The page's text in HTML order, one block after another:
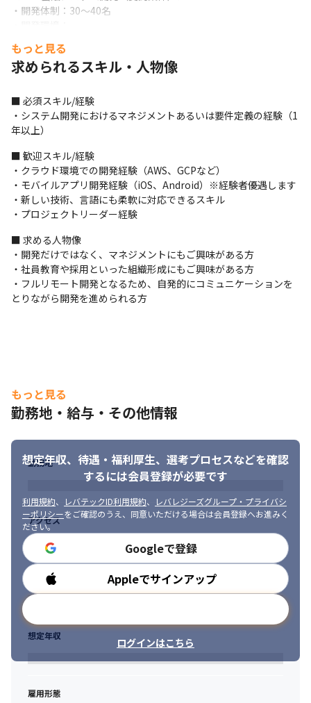
・開発体制：30～40名
TypeScript（React）、Swift、Objective-C、Kotlin、Java
2.プラットフォーム：iOS、Android、Windows、Mac、WebRTC
プラットフォーム（モバイルアプリ、クライアントアプリ、Web
アプリまで）開発であるため多彩な技術を扱うことが可能です
＜デジタルマーケティング企業業務システム開発（受託案件）＞
・開発体制：20名
・開発環境：
1.言語：Java、Python、React、TypeScript
2.インフラ：AWSの各種サービス（EC2、RDS、ElastiCache、
ECSなど）
定義、技術選定から携われます
■ この仕事の魅力、やりがい
・プライム案件が8割以上かつ、大手有名クラアイントのプロジェ
クトを経験できます
社内メンバーとの距離が近いのも特徴です。
もっと見る
求められるスキル・人物像
■ 必須スキル/経験
・システム開発におけるマネジメントあるいは要件定義の経験（1
年以上）
■ 歓迎スキル/経験
・クラウド環境での開発経験（AWS、GCPなど）
・モバイルアプリ開発経験（iOS、Android）※経験者優遇します
・新しい技術、言語にも柔軟に対応できるスキル
・プロジェクトリーダー経験
■ 求める人物像
・開発だけではなく、マネジメントにもご興味がある方
・社員教育や採用といった組織形成にもご興味がある方
・フルリモート開発となるため、自発的にコミュニケーションを
とりながら開発を進められる方
もっと見る
勤務地・給与・その他情報
想定年収、待遇・福利厚生、 選考プロセスなどを確認
するには会員登録が必要です
利用規約、 レバテックID利用規約、
レバレジーズグループ・プライバシ
ーポリシーをご確認のうえ、同意いただける場合は会員登録へお進みく
ださい。
Googleで登録
Appleでサインアップ
ログインはこちら
勤務地
アクセス
勤務時間
想定年収
雇用形態